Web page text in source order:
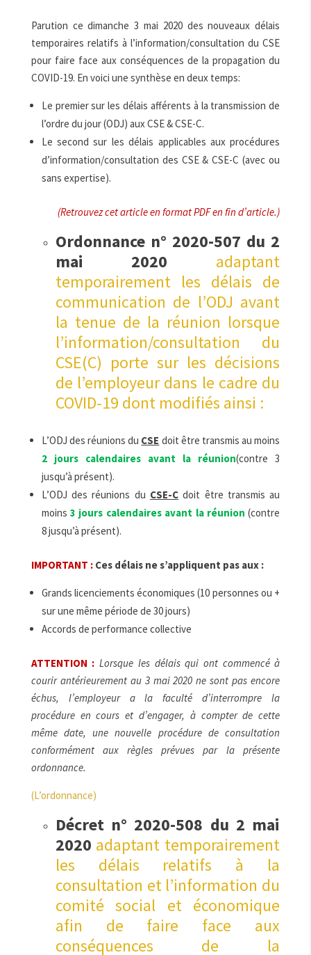
Parution ce dimanche 3 mai 2020 des nouveaux délais
temporaires relatifs à l’information/consultation du CSE
pour faire face aux conséquences de la propagation du
COVID-19. En voici une synthèse en deux temps:
Le premier sur les délais afférents à la transmission de
l’ordre du jour (ODJ) aux CSE & CSE-C.
Le second sur les délais applicables aux procédures
d’information/consultation des CSE & CSE-C (avec ou
sans expertise).
(Retrouvez cet article en format PDF en fin d’article.)
Ordonnance n° 2020-507 du 2
mai 2020 adaptant
temporairement les délais de
communication de l’ODJ avant
la tenue de la réunion lorsque
l’information/consultation du
CSE(C) porte sur les décisions
de l’employeur dans le cadre du
COVID-19 dont modifiés ainsi :
L’ODJ des réunions du CSE doit être transmis au moins
2 jours calendaires avant la réunion(contre 3
jusqu’à présent).
L’ODJ des réunions du CSE-C doit être transmis au
moins3 jours calendaires avant la réunion (contre
8 jusqu’à présent).
IMPORTANT :Ces délais ne s’appliquent pas aux :
Grands licenciements économiques (10 personnes ou +
sur une même période de 30 jours)
Accords de performance collective
ATTENTION : Lorsque les délais qui ont commencé à
courir antérieurement au 3 mai 2020 ne sont pas encore
échus, l’employeur a la faculté d’interrompre la
procédure en cours et d’engager, à compter de cette
même date, une nouvelle procédure de consultation
conformément aux règles prévues par la présente
ordonnance.
(L’ordonnance)
Décret n° 2020-508 du 2 mai
2020 adaptant temporairement
les délais relatifs à la
consultation et l’information du
comité social et économique
afin de faire face aux
conséquences de la